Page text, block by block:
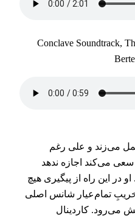
Conclave Soundtrack,
می‌زند و علی رغم
می‌کند اجازه ندهد
در این راه از پیگیری هیچ
تمام‌عیار شانس اصلی
می‌رود. کاردینال